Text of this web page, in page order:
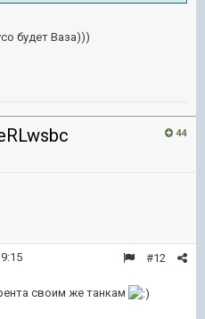
будет Ваза)))
44
#12
своим же танкам